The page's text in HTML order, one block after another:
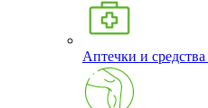
Аптечки и